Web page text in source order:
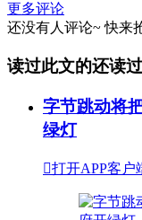
更多评论
还没有人评论~ 快来
读过此文的还读过
字节跳动将
绿灯
打开APP客户